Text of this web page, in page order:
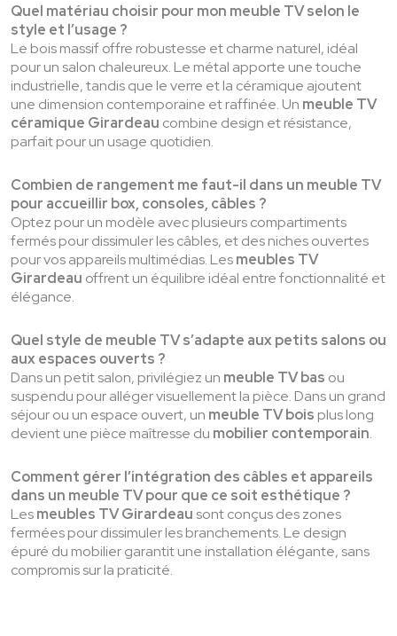
Quel matériau choisir pour mon meuble TV selon le
style et l’usage ?
Le bois massif offre robustesse et charme naturel, idéal
pour un salon chaleureux. Le métal apporte une touche
industrielle, tandis que le verre et la céramique ajoutent
une dimension contemporaine et raffinée. Un meuble TV
céramique Girardeau combine design et résistance,
parfait pour un usage quotidien.
Combien de rangement me faut-il dans un meuble TV
pour accueillir box, consoles, câbles ?
Optez pour un modèle avec plusieurs compartiments
fermés pour dissimuler les câbles, et des niches ouvertes
pour vos appareils multimédias. Lesmeubles TV
Girardeau offrent un équilibre idéal entre fonctionnalité et
élégance.
Quel style de meuble TV s’adapte aux petits salons ou
aux espaces ouverts ?
Dans un petit salon, privilégiez un meuble TV bas ou
suspendu pour alléger visuellement la pièce. Dans un grand
séjour ou un espace ouvert, un meuble TV bois plus long
devient une pièce maîtresse du mobilier contemporain.
Comment gérer l’intégration des câbles et appareils
dans un meuble TV pour que ce soit esthétique ?
Lesmeubles TV Girardeau sont conçus des zones
fermées pour dissimuler les branchements. Le design
épuré du mobilier garantit une installation élégante, sans
compromis sur la praticité.